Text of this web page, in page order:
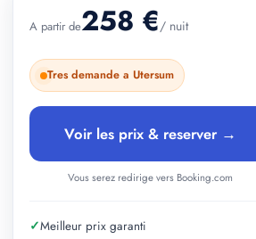
A partir de258 €/ nuit
Tres demande a Utersum
Voir les prix & reserver →
Vous serez redirige vers Booking.com
✓Meilleur prix garanti